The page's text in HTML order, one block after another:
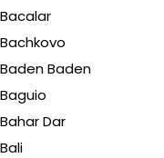
Bacalar
Bachkovo
Baden Baden
Baguio
Bahar Dar
Bali